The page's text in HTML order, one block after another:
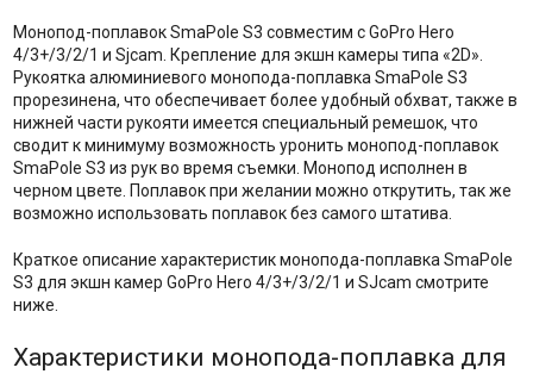
Монопод-поплавок SmaPole S3 совместим с GoPro Hero
4/3+/3/2/1 и Sjcam. Крепление для экшн камеры типа «2D».
Рукоятка алюминиевого монопода-поплавка SmaPole S3
прорезинена, что обеспечивает более удобный обхват, также в
нижней части рукояти имеется специальный ремешок, что
сводит к минимуму возможность уронить монопод-поплавок
SmaPole S3 из рук во время съемки. Монопод исполнен в
черном цвете. Поплавок при желании можно открутить, так же
возможно использовать поплавок без самого штатива.
Краткое описание характеристик монопода-поплавка SmaPole
S3 для экшн камер GoPro Hero 4/3+/3/2/1 и SJcam смотрите
ниже.
Характеристики монопода-поплавка для